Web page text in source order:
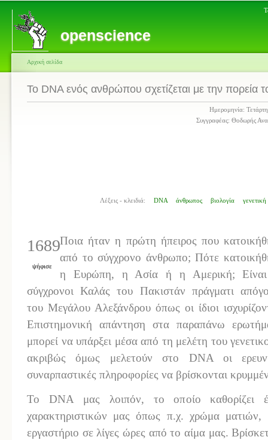
openscience
Αρχική σελίδα
Το DNA ενός ανθρώπου σχετίζεται με την πορεία
Ημερομηνία:
Συγγραφέας: Θοδωρής
Λέξεις - κλειδιά: DNA άνθρωπος βιολογία γενετική
1689
ψήφισε
Ποια ήταν η πρώτη ήπειρος που
από το σύγχρονο άνθρωπο; Πότε
η Ευρώπη, η Ασία ή η Αμερική;
σύγχρονοι Καλάς του Πακιστάν πράγματι
του Μεγάλου Αλεξάνδρου όπως οι ίδιοι
Επιστημονική απάντηση στα παραπάνω
μπορεί να υπάρξει μέσα από τη μελέτη του
ακριβώς όμως μελετούν στο DNA οι
συναρπαστικές πληροφορίες να βρίσκονται
Το DNA μας λοιπόν, το οποίο καθορίζει
χαρακτηριστικών μας όπως π.χ. χρώμα ματιών,
εργαστήριο σε λίγες ώρες από το αίμα μας.